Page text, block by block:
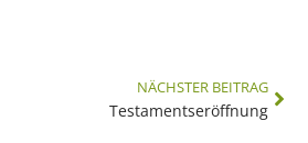
NÄCHSTER BEITRAG
Testamentseröffnung